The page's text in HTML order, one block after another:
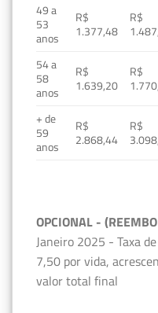
49 a
53
anos
R$
1.377,48
R$
54 a
58
anos
R$
1.639,20
R$
+ de
59
anos
R$
2.868,44
R$
OPCIONAL -
Janeiro 2025 - Taxa
7,50 por vida,
valor total final